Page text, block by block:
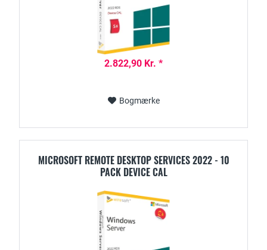
2.822,90 Kr. *
Bogmærke
MICROSOFT REMOTE DESKTOP SERVICES 2022 - 10
PACK DEVICE CAL